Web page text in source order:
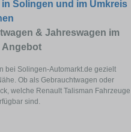
Solingen und im Umkreis
& Jahreswagen im
Angebot
bei Solingen-Automarkt.de gezielt
Ob als Gebrauchtwagen oder
welche Renault Talisman Fahrzeuge
sind.